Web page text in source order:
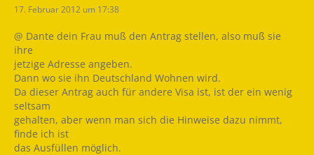
17. Februar 2012 um 17:38
@ Dante dein Frau muß den Antrag stellen, also muß sie
ihre
jetzige Adresse angeben.
Dann wo sie ihn Deutschland Wohnen wird.
Da dieser Antrag auch für andere Visa ist, ist der ein wenig
seltsam
gehalten, aber wenn man sich die Hinweise dazu nimmt,
finde ich ist
das Ausfüllen möglich.